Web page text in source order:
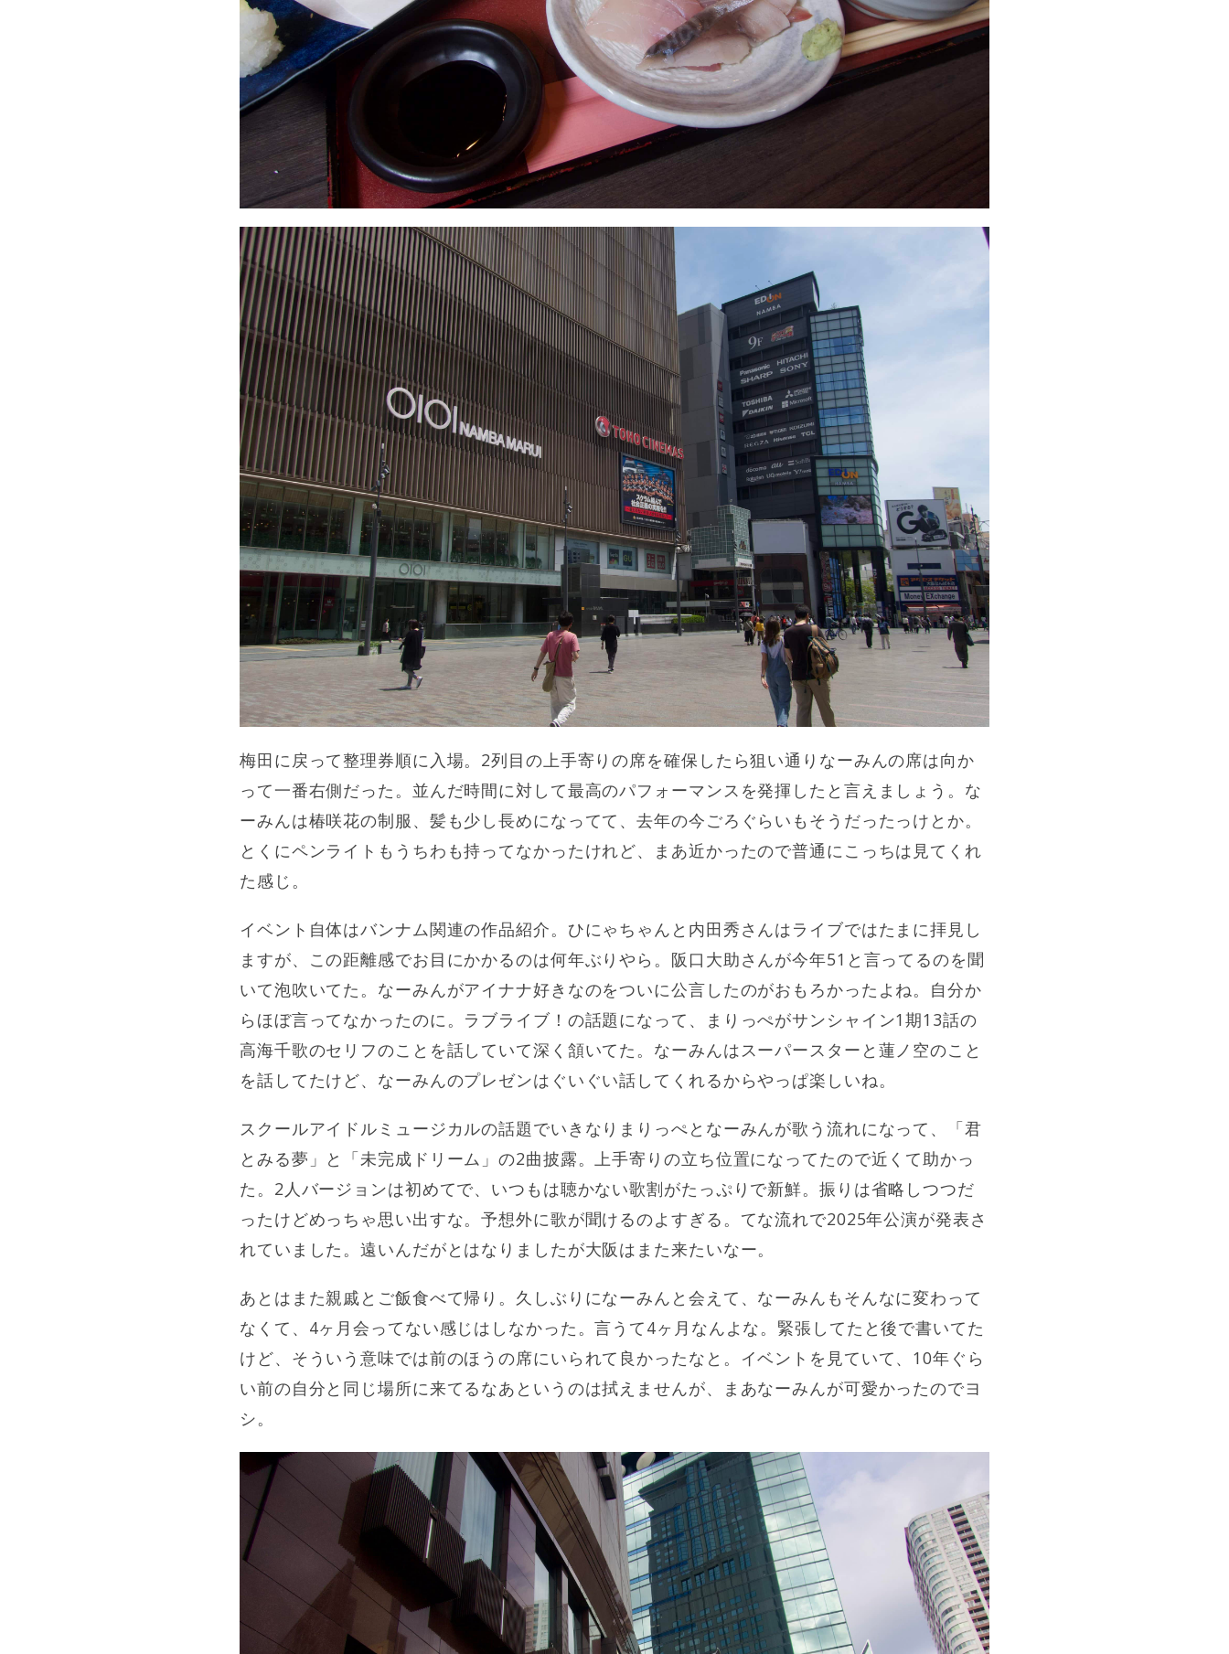
梅田に戻って整理券順に入場。2列目の上手寄りの席を確保したら狙い通りなーみんの席は向か
って一番右側だった。並んだ時間に対して最高のパフォーマンスを発揮したと言えましょう。な
ーみんは椿咲花の制服、髪も少し長めになってて、去年の今ごろぐらいもそうだったっけとか。
とくにペンライトもうちわも持ってなかったけれど、まあ近かったので普通にこっちは見てくれ
た感じ。
イベント自体はバンナム関連の作品紹介。ひにゃちゃんと内田秀さんはライブではたまに拝見し
ますが、この距離感でお目にかかるのは何年ぶりやら。阪口大助さんが今年51と言ってるのを聞
いて泡吹いてた。なーみんがアイナナ好きなのをついに公言したのがおもろかったよね。自分か
らほぼ言ってなかったのに。ラブライブ！の話題になって、まりっぺがサンシャイン1期13話の
高海千歌のセリフのことを話していて深く頷いてた。なーみんはスーパースターと蓮ノ空のこと
を話してたけど、なーみんのプレゼンはぐいぐい話してくれるからやっぱ楽しいね。
スクールアイドルミュージカルの話題でいきなりまりっぺとなーみんが歌う流れになって、「君
とみる夢」と「未完成ドリーム」の2曲披露。上手寄りの立ち位置になってたので近くて助かっ
た。2人バージョンは初めてで、いつもは聴かない歌割がたっぷりで新鮮。振りは省略しつつだ
ったけどめっちゃ思い出すな。予想外に歌が聞けるのよすぎる。てな流れで2025年公演が発表さ
れていました。遠いんだがとはなりましたが大阪はまた来たいなー。
あとはまた親戚とご飯食べて帰り。久しぶりになーみんと会えて、なーみんもそんなに変わって
なくて、4ヶ月会ってない感じはしなかった。言うて4ヶ月なんよな。緊張してたと後で書いてた
けど、そういう意味では前のほうの席にいられて良かったなと。イベントを見ていて、10年ぐら
い前の自分と同じ場所に来てるなあというのは拭えませんが、まあなーみんが可愛かったのでヨ
シ。